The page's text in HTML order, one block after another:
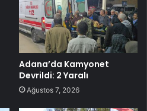
Adana’da Kamyonet
Devrildi: 2 Yaralı
Ağustos 7, 2026